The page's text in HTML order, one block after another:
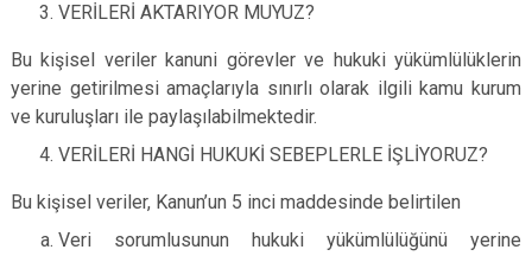
VERİLERİ AKTARIYOR MUYUZ?
Bu kişisel veriler kanuni görevler ve hukuki yükümlülüklerin
yerine getirilmesi amaçlarıyla sınırlı olarak ilgili kamu kurum
ve kuruluşları ile paylaşılabilmektedir.
VERİLERİ HANGİ HUKUKİ SEBEPLERLE İŞLİYORUZ?
Bu kişisel veriler, Kanun’un 5 inci maddesinde belirtilen
Veri sorumlusunun hukuki yükümlülüğünü yerine